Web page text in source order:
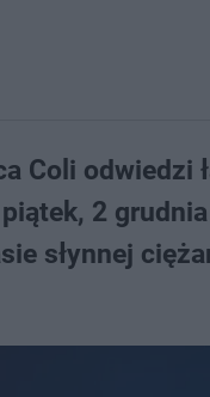
Coli odwiedzi
2
słynnej